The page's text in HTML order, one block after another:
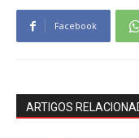
Facebook
ARTIGOS